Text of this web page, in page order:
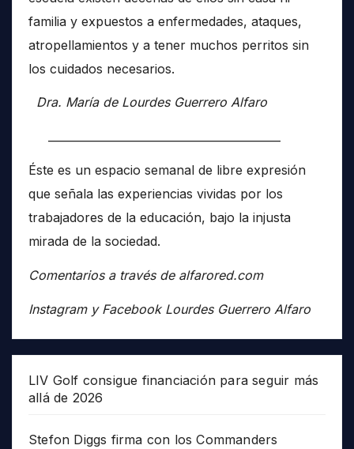
familia y expuestos a enfermedades, ataques,
atropellamientos y a tener muchos perritos sin
los cuidados necesarios.
Dra. María de Lourdes Guerrero Alfaro
Éste es un espacio semanal de libre expresión
que señala las experiencias vividas por los
trabajadores de la educación, bajo la injusta
mirada de la sociedad.
Comentarios a través de alfarored.com
Instagram y Facebook Lourdes Guerrero Alfaro
LIV Golf consigue financiación para seguir más
allá de 2026
Stefon Diggs firma con los Commanders